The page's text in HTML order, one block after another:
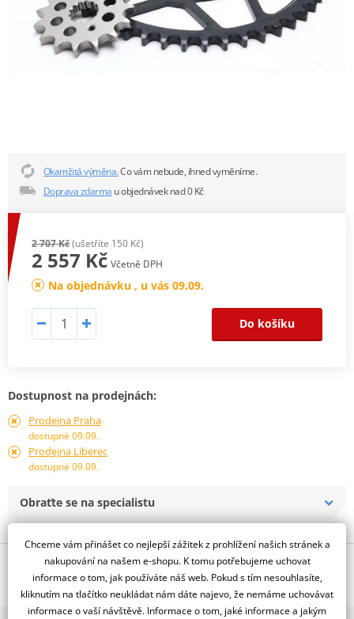
Okamžitá výměna.Co vám nebude, ihned vyměníme.
Doprava zdarma u objednávek nad 0 Kč
2 707 Kč(ušetříte 150 Kč)
2 557 Kč Včetně DPH
Na objednávku , u vás 09.09.
Do košíku
Dostupnost na prodejnách:
Prodejna Praha
dostupné 09.09.
Prodejna Liberec
dostupné 09.09.
Obraťte se na specialistu
Popis a parametry
Jsme autorizovaný
dealer značky EK + SUPERSPROX
Chceme vám přinášet co nejlepší zážitek z prohlížení našich stránek a
nakupování na našem e-shopu. K tomu potřebujeme uchovat
informace o tom, jak používáte náš web. Pokud s tím nesouhlasíte,
kliknutím na tlačítko neukládat nám dáte najevo, že nemáme uchovávat
informace o vaší návštěvě. Informace o tom, jaké informace a jakým